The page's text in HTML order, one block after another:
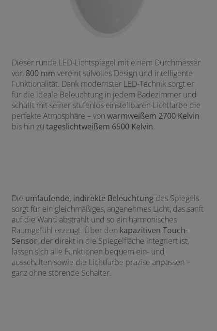
Dieser runde LED-Lichtspiegel mit einem Durchmesser
von 800 mm vereint stilvolles Design und intelligente
Funktionalität. Dank modernster LED-Technik sorgt er
für die ideale Beleuchtung in jedem Badezimmer und
schafft mit seiner stufenlos einstellbaren Lichtfarbe die
perfekte Atmosphäre – von warmweißem 2700 Kelvin
bis hin zu tageslichtweißem 6500 Kelvin.
Die umlaufende, indirekte Beleuchtung des Spiegels
sorgt für ein gleichmäßiges, angenehmes Licht, das sanft
auf die Wand abstrahlt und so ein harmonisches
Raumgefühl erzeugt. Über den kapazitiven Touch-
Sensor, der direkt in die Spiegelfläche integriert ist,
lassen sich alle Funktionen bequem ein- und
ausschalten sowie die Lichtfarbe präzise anpassen –
ganz ohne störende Schalter.